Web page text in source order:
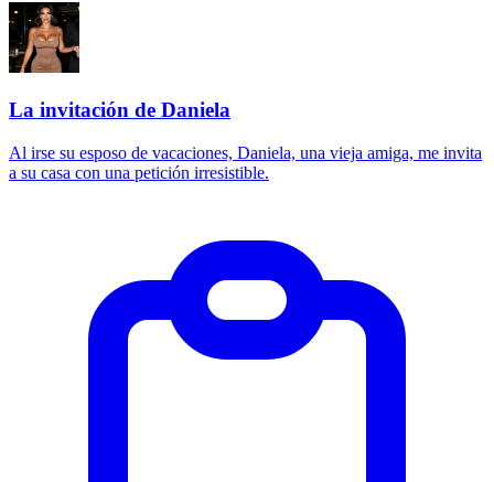
La invitación de Daniela
Al irse su esposo de vacaciones, Daniela, una vieja amiga, me invita
a su casa con una petición irresistible.